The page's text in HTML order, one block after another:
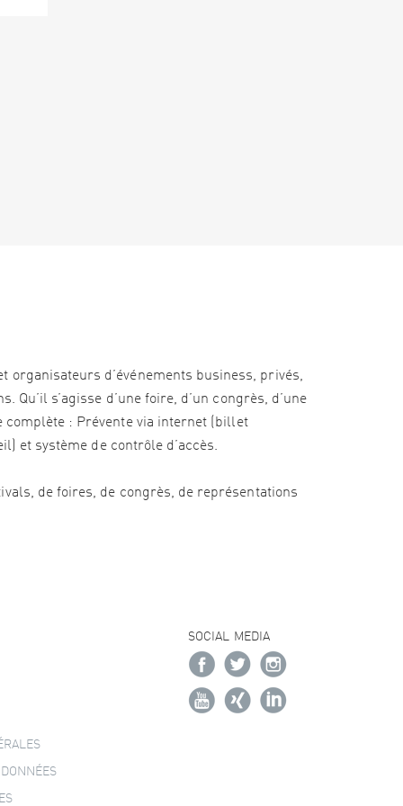
organisateurs d’événements business, privés,
s’agisse d’une foire, d’un congrès, d’une
complète : Prévente via internet (billet
et système de contrôle d’accès.
de foires, de congrès, de représentations
SOCIAL MEDIA